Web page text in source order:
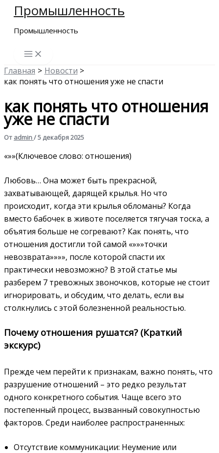
Перейти
содержимому
Промышленность
Промышленность
Главная
Новости
как понять что отношения уже не спасти
как понять что отношения
уже не спасти
От admin/5 декабря 2025
«»»(Ключевое слово: отношения)
Любовь… Она может быть прекрасной‚
захватывающей‚ дарящей крылья. Но что
происходит‚ когда эти крылья обломаны? Когда
вместо бабочек в животе поселяется тягучая тоска‚ а
объятия больше не согревают? Как понять‚ что
отношения достигли той самой «»»»точки
невозврата»»»»‚ после которой спасти их
практически невозможно? В этой статье мы
разберем 7 тревожных звоночков‚ которые не стоит
игнорировать‚ и обсудим‚ что делать‚ если вы
столкнулись с этой болезненной реальностью.
Почему отношения рушатся? (Краткий
экскурс)
Прежде чем перейти к признакам‚ важно понять‚ что
разрушение отношений – это редко результат
одного конкретного события. Чаще всего это
постепенный процесс‚ вызванный совокупностью
факторов. Среди наиболее распространенных:
Отсутствие коммуникации: Неумение или